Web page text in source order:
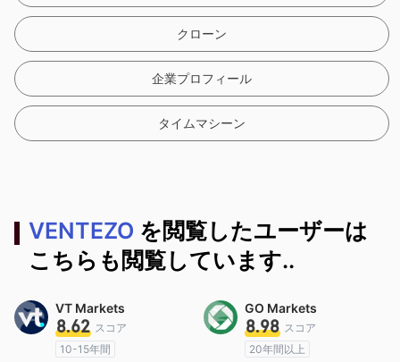
クローン
企業プロフィール
タイムマシーン
VENTEZO を閲覧したユーザーは
こちらも閲覧しています..
VT Markets
8.62 スコア
10-15年間
GO Markets
8.98 スコア
20年間以上